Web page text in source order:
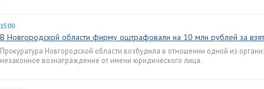
15:00
В Новгородской области фирму оштрафовали на 10 млн рублей за
Прокуратура Новгородской области возбудила в отношении одной из
незаконное вознаграждение от имени юридического лица.